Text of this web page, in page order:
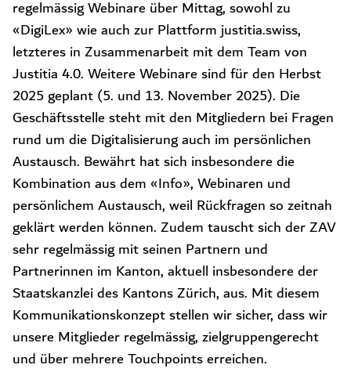
regelmässig Webinare über Mittag, sowohl zu
«DigiLex» wie auch zur Plattform justitia.swiss,
letzteres in Zusammenarbeit mit dem Team von
Justitia 4.0. Weitere Webinare sind für den Herbst
2025 geplant (5. und 13. November 2025). Die
Geschäftsstelle steht mit den Mitgliedern bei Fragen
rund um die Digitalisierung auch im persönlichen
Austausch. Bewährt hat sich insbesondere die
Kombination aus dem «Info», Webinaren und
persönlichem Austausch, weil Rückfragen so zeitnah
geklärt werden können. Zudem tauscht sich der ZAV
sehr regelmässig mit seinen Partnern und
Partnerinnen im Kanton, aktuell insbesondere der
Staatskanzlei des Kantons Zürich, aus. Mit diesem
Kommunikationskonzept stellen wir sicher, dass wir
unsere Mitglieder regelmässig, zielgruppengerecht
und über mehrere Touchpoints erreichen.